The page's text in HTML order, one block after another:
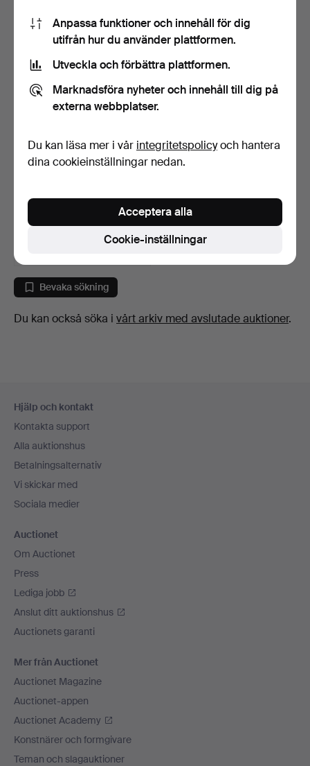
372 USD 186 USD
1900-tal, (3).
6 dagar
Bevaka sökning
Du kan också söka i vårt arkiv med avslutade auktioner.
Hjälp och kontakt
Kontakta support
Alla auktionshus
Betalningsalternativ
Vi skickar med
Sociala medier
Auctionet
Om Auctionet
Press
Lediga jobb
Anslut ditt auktionshus
Auctionets garanti
Mer från Auctionet
Auctionet Magazine
Auctionet-appen
Auctionet Academy
Konstnärer och formgivare
Teman och slagauktioner
Anpassa funktioner och innehåll för dig
utifrån hur du använder plattformen.
Utveckla och förbättra plattformen.
Marknadsföra nyheter och innehåll till dig på
externa webbplatser.
Du kan läsa mer i vår integritetspolicyoch hantera
dina cookieinställningar nedan.
Cookie-inställningar
Acceptera alla